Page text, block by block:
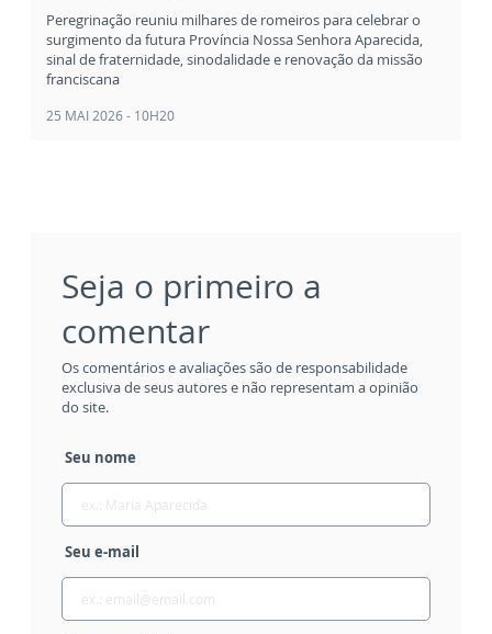
Peregrinação reuniu milhares de romeiros para celebrar o
surgimento da futura Província Nossa Senhora Aparecida,
sinal de fraternidade, sinodalidade e renovação da missão
franciscana
25 MAI 2026 - 10H20
Seja o primeiro a
comentar
Os comentários e avaliações são de responsabilidade
exclusiva de seus autores e não representam a opinião
do site.
Seu nome
Seu e-mail